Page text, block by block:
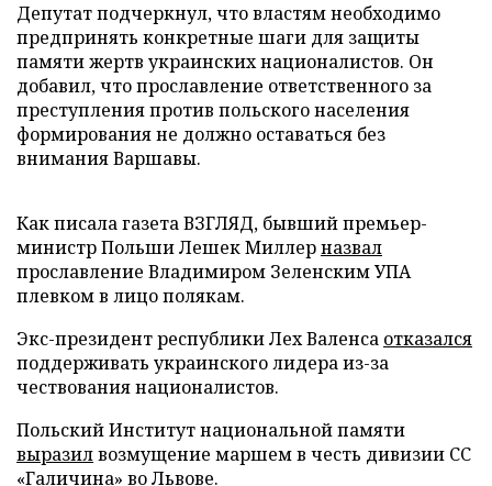
Депутат подчеркнул, что властям необходимо
предпринять конкретные шаги для защиты
памяти жертв украинских националистов. Он
добавил, что прославление ответственного за
преступления против польского населения
формирования не должно оставаться без
внимания Варшавы.
Как писала газета ВЗГЛЯД, бывший премьер-
министр Польши Лешек Миллерназвал
прославление Владимиром Зеленским УПА
плевком в лицо полякам.
Экс-президент республики Лех Валенса отказался
поддерживать украинского лидера из-за
чествования националистов.
Польский Институт национальной памяти
выразилвозмущение маршем в честь дивизии СС
«Галичина» во Львове.